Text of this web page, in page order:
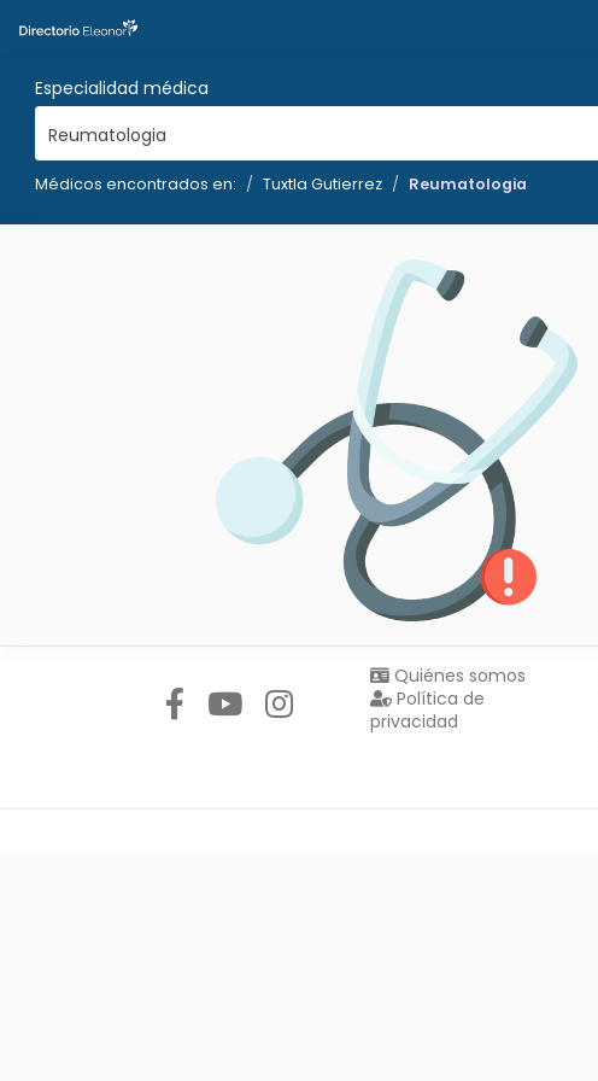
Especialidad médica
Reumatologia
Médicos encontrados en: Tuxtla Gutierrez Reumatologia
Quiénes somos
Política de
privacidad